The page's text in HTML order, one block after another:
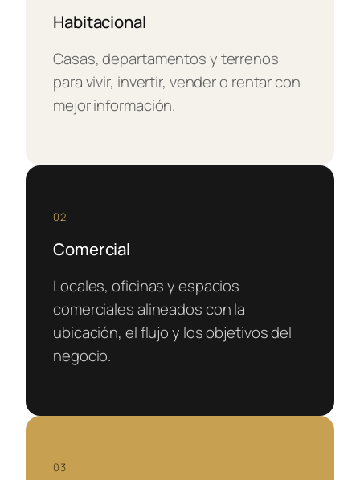
Habitacional
Casas, departamentos y terrenos
para vivir, invertir, vender o rentar con
mejor información.
02
Comercial
Locales, oficinas y espacios
comerciales alineados con la
ubicación, el flujo y los objetivos del
negocio.
03